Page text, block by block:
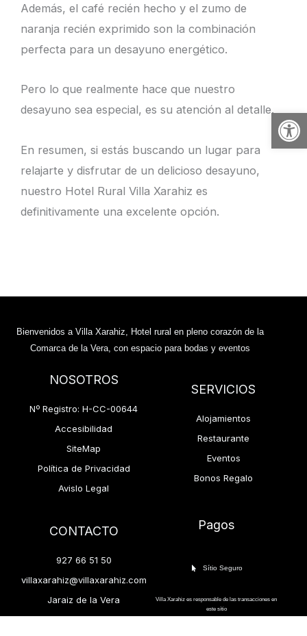
Además, el café recién hecho y el zumo de
naranja recién exprimido son la combinación
perfecta para un desayuno energético.
Pero lo que realmente hace que nuestro
desayuno sea especial, es su atención al detalle.
En resumen, si estás buscando un lugar para
relajarte y disfrutar de un delicioso desayuno,
nuestro Hotel Rural Villa Xarahiz es
definitivamente una excelente opción.
Bienvenidos a Villa Xarahiz, Hotel rural en pleno corazón de la
Comarca de la Vera, con espacio para bodas y eventos
NOSOTROS
Nº Registro: H-CC-00644
Accesibilidad
SiteMap
Política de Privacidad
Avislo Legal
SERVICIOS
Alojamientos
Restaurante
Eventos
Bonos Regalo
CONTACTO
927 66 51 50
villaxarahiz@villaxarahiz.com
Jaraiz de la Vera
EX-203, 4, 10400
Pagos
Sítio Seguro
Villa Xarahiz es responsable de las transacciones en
este sítio
Abrir